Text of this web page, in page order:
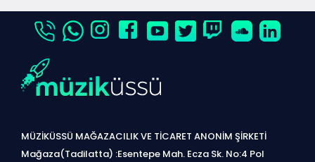
MÜZİKÜSSÜ MAĞAZACILIK VE TİCARET ANONİM ŞİRKETİ
Mağaza(Tadilatta) :Esentepe Mah. Ecza Sk. No:4 Pol